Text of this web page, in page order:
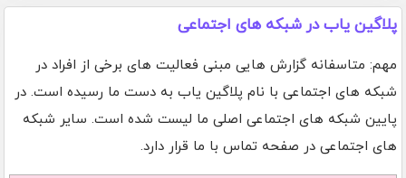
پلاگین یاب در شبکه های اجتماعی
مهم: متاسفانه گزارش هایی مبنی فعالیت های برخی از افراد در
شبکه های اجتماعی با نام پلاگین یاب به دست ما رسیده است. در
پایین شبکه های اجتماعی اصلی ما لیست شده است. سایر شبکه
های اجتماعی در صفحه تماس با ما قرار دارد.